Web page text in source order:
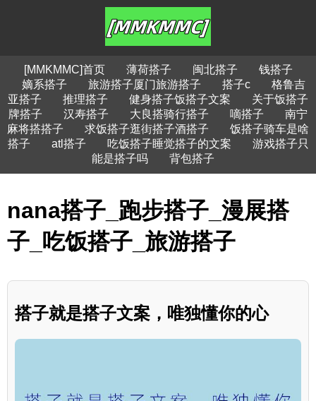
[MMKMMC]首页 薄荷搭子 闽北搭子
钱搭子
嫡系搭子
旅游搭子厦门旅游搭子 搭子c
格鲁吉
亚搭子
推理搭子 健身搭子饭搭子文案
关于饭搭子
牌搭子
汉寿搭子 大良搭骑行搭子 嘀搭子
南宁
麻将搭搭子
求饭搭子逛街搭子酒搭子
饭搭子骑车是啥
搭子
atl搭子 吃饭搭子睡觉搭子的文案
游戏搭子只
能是搭子吗
背包搭子
nana搭子_跑步搭子_漫展搭
子_吃饭搭子_旅游搭子
搭子就是搭子文案，唯独懂你的心